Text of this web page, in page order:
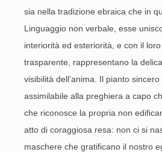
sia nella tradizione ebraica che in
Linguaggio non verbale, esse
interiorità ed esteriorità, e con il
trasparente, rappresentano la
visibilità dell’anima. Il pianto sincero
assimilabile alla preghiera a capo
che riconosce la propria non
atto di coraggiosa resa: non ci si
maschere che gratificano il nostro